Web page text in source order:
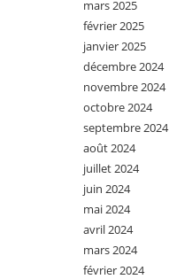
mars 2025
février 2025
janvier 2025
décembre 2024
novembre 2024
octobre 2024
septembre 2024
août 2024
juillet 2024
juin 2024
mai 2024
avril 2024
mars 2024
février 2024